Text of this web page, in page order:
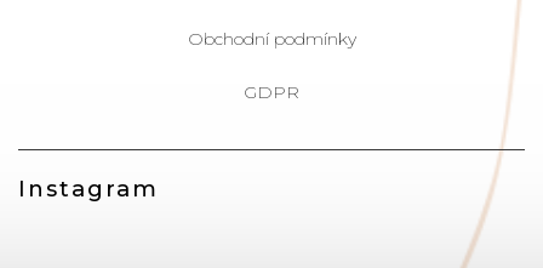
Instagram
Obchodní podmínky
GDPR